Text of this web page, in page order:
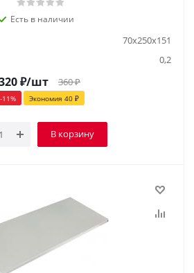
Есть в наличии
70x250x151
0,2
₽/шт 360₽
-11% Экономия 40 ₽
В корзину